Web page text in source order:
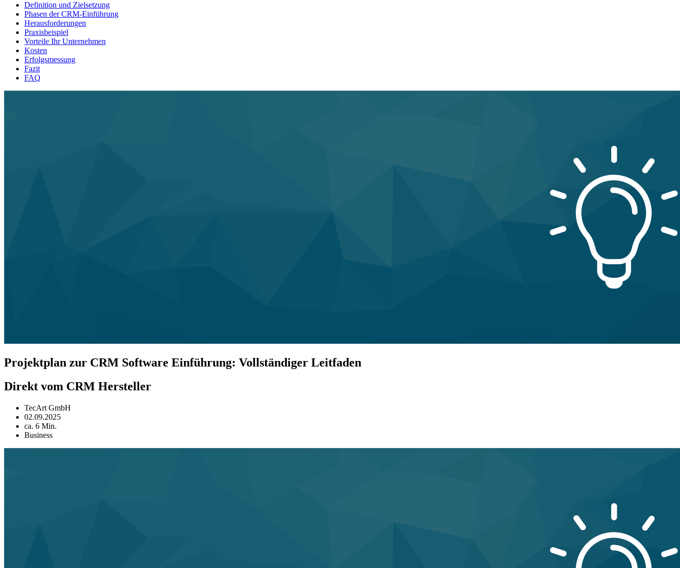
Definition und Zielsetzung
Phasen der CRM-Einführung
Herausforderungen
Praxisbeispiel
Vorteile Ihr Unternehmen
Kosten
Erfolgsmessung
Fazit
FAQ
Projektplan zur CRM Software Einführung: Vollständiger Leitfaden
Direkt vom CRM Hersteller
TecArt GmbH
02.09.2025
ca. 6 Min.
Business